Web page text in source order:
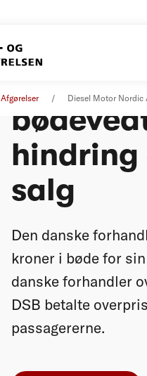
Afgørelser Diesel Motor Nordic
salg
Den danske
kroner i bøde for
danske forhandler
DSB betalte
passagererne.